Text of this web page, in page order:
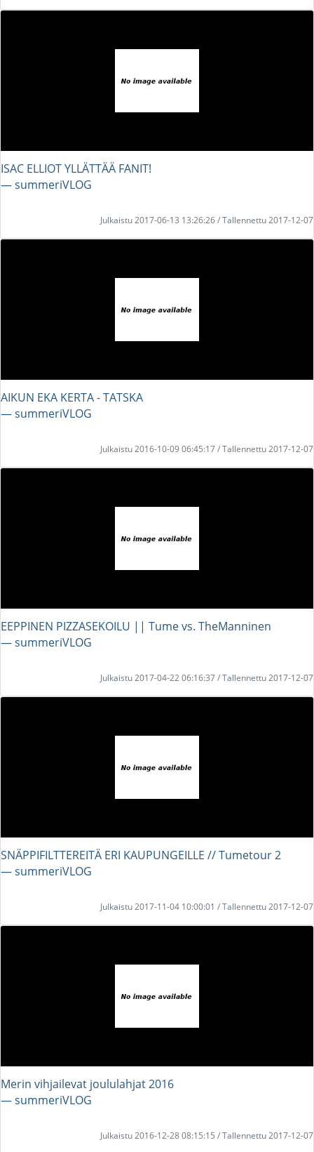
ISAC ELLIOT YLLÄTTÄÄ FANIT!
― summeriVLOG
Julkaistu 2017-06-13 13:26:26 / Tallennettu 2017-12-07
AIKUN EKA KERTA - TATSKA
― summeriVLOG
Julkaistu 2016-10-09 06:45:17 / Tallennettu 2017-12-07
EEPPINEN PIZZASEKOILU || Tume vs. TheManninen
― summeriVLOG
Julkaistu 2017-04-22 06:16:37 / Tallennettu 2017-12-07
SNÄPPIFILTTEREITÄ ERI KAUPUNGEILLE // Tumetour 2
― summeriVLOG
Julkaistu 2017-11-04 10:00:01 / Tallennettu 2017-12-07
Merin vihjailevat joululahjat 2016
― summeriVLOG
Julkaistu 2016-12-28 08:15:15 / Tallennettu 2017-12-07